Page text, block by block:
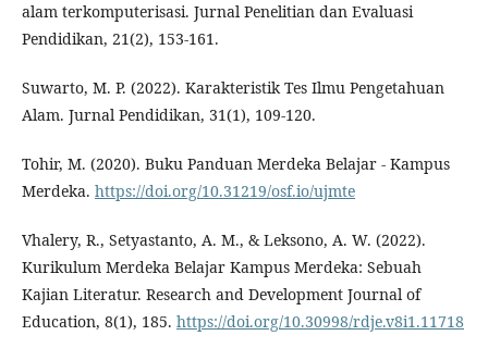
alam terkomputerisasi. Jurnal Penelitian dan Evaluasi
Pendidikan, 21(2), 153-161.
Suwarto, M. P. (2022). Karakteristik Tes Ilmu Pengetahuan
Alam. Jurnal Pendidikan, 31(1), 109-120.
Tohir, M. (2020). Buku Panduan Merdeka Belajar - Kampus
Merdeka. https://doi.org/10.31219/osf.io/ujmte
Vhalery, R., Setyastanto, A. M., & Leksono, A. W. (2022).
Kurikulum Merdeka Belajar Kampus Merdeka: Sebuah
Kajian Literatur. Research and Development Journal of
Education, 8(1), 185. https://doi.org/10.30998/rdje.v8i1.11718